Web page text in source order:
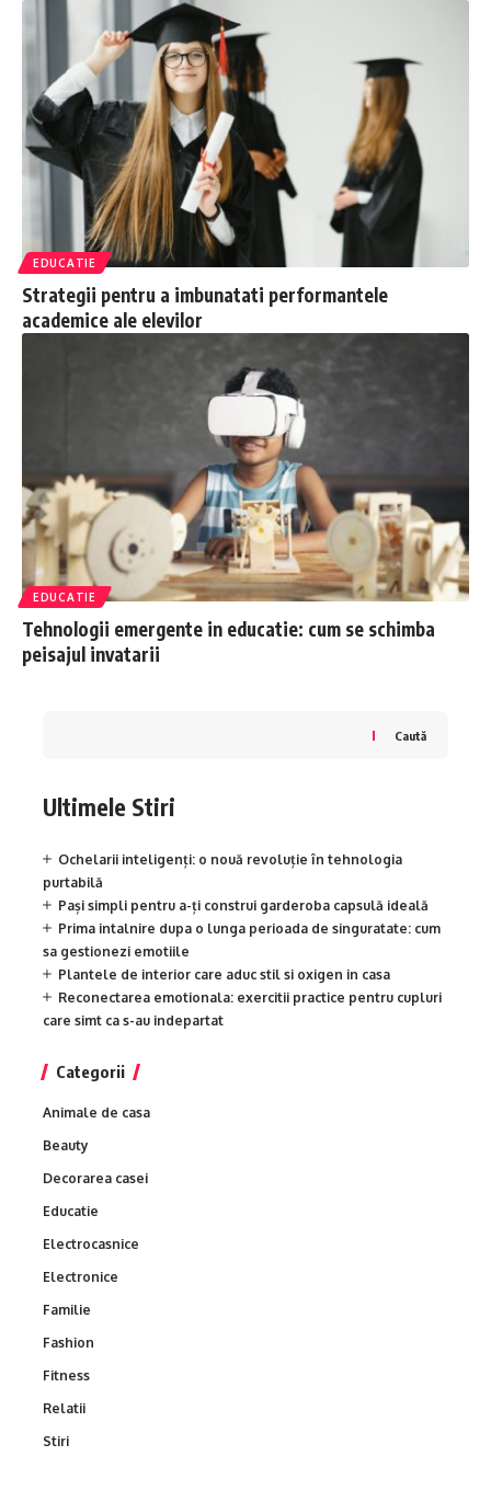
EDUCATIE
Strategii pentru a imbunatati performantele
academice ale elevilor
EDUCATIE
Tehnologii emergente in educatie: cum se schimba
peisajul invatarii
Caută
Ultimele Stiri
Ochelarii inteligenți: o nouă revoluție în tehnologia
purtabilă
Pași simpli pentru a-ți construi garderoba capsulă ideală
Prima intalnire dupa o lunga perioada de singuratate: cum
sa gestionezi emotiile
Plantele de interior care aduc stil si oxigen in casa
Reconectarea emotionala: exercitii practice pentru cupluri
care simt ca s-au indepartat
Categorii
Animale de casa
Beauty
Decorarea casei
Educatie
Electrocasnice
Electronice
Familie
Fashion
Fitness
Relatii
Stiri